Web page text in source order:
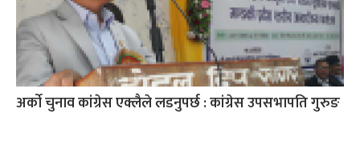
अर्काे चुनाव कांग्रेस एक्लैले लडनुपर्छ : कांग्रेस उपसभापति गुरुङ